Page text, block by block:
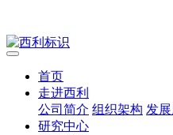
首页
走进西利
公司简介 组织架构 发
研究中心